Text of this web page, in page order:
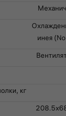
инея
кг